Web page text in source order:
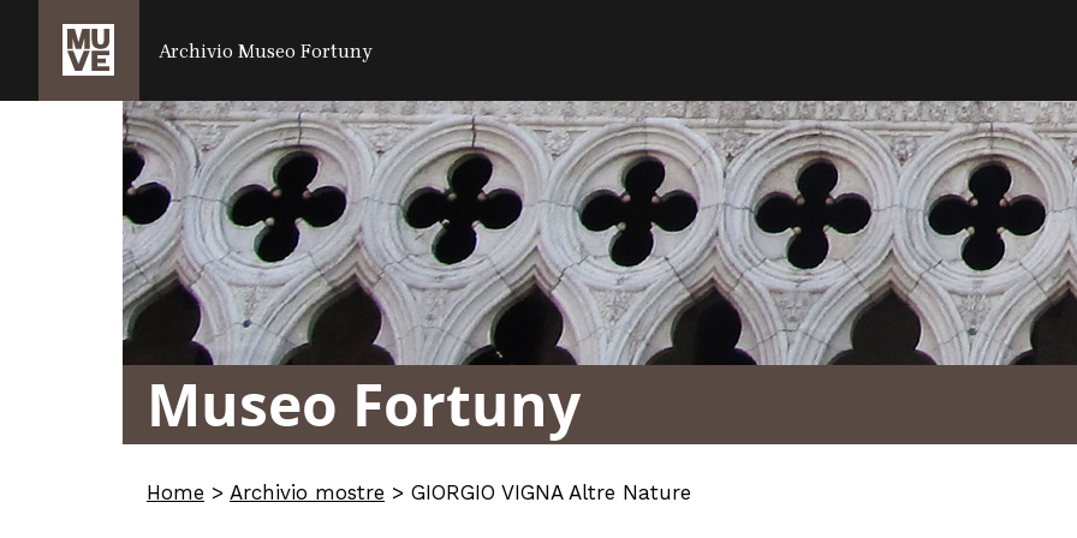
SALTA AL CONTENUTO PRINCIPALE
Archivio Museo Fortuny
Museo Fortuny
Home > Archivio mostre > GIORGIO VIGNA Altre Nature